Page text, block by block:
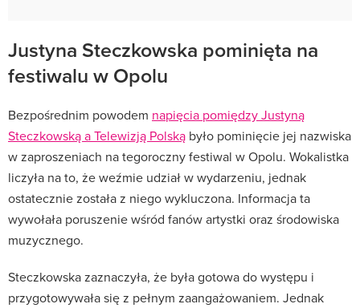
Justyna Steczkowska pominięta na
festiwalu w Opolu
Bezpośrednim powodem napięcia pomiędzy Justyną
Steczkowską a Telewizją Polską było pominięcie jej nazwiska
w zaproszeniach na tegoroczny festiwal w Opolu. Wokalistka
liczyła na to, że weźmie udział w wydarzeniu, jednak
ostatecznie została z niego wykluczona. Informacja ta
wywołała poruszenie wśród fanów artystki oraz środowiska
muzycznego.
Steczkowska zaznaczyła, że była gotowa do występu i
przygotowywała się z pełnym zaangażowaniem. Jednak